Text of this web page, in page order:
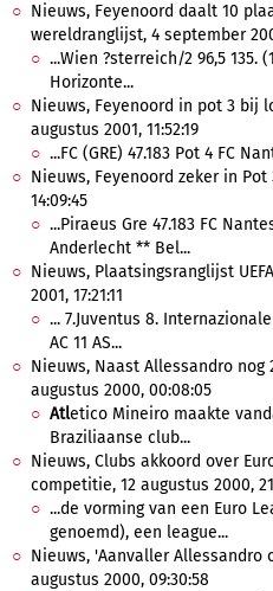
Nieuws, Feyenoord daalt 10
wereldranglijst, 4 september
...Wien ?sterreich/2 96,5 135.
Horizonte...
Nieuws, Feyenoord in pot 3 bij
augustus 2001, 11:52:19
...FC (GRE) 47.183 Pot 4 FC
Nieuws, Feyenoord zeker in
14:09:45
...Piraeus Gre 47.183 FC
Anderlecht ** Bel...
Nieuws, Plaatsingsranglijst
2001, 17:21:11
... 7.Juventus 8.
AC 11 AS...
Nieuws, Naast Allessandro nog
augustus 2000, 00:08:05
Atletico Mineiro maakte
Braziliaanse club...
Nieuws, Clubs akkoord over
competitie, 12 augustus 2000,
...de vorming van een Euro
genoemd), een league...
Nieuws, 'Aanvaller Allessandro
augustus 2000, 09:30:58